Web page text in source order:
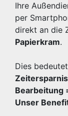
Ihre
per
direkt an die
Papierkram.
Dies
Bearbeitung
Unser